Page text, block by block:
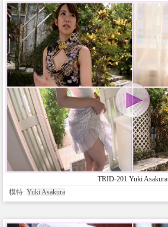
TRID-201 Yuki Asakura
模特: Yuki Asakura